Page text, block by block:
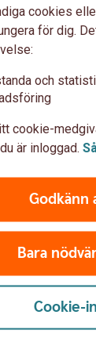
valutor
sätta in och ta
cookies
för dig.
och
cookie-
är inloggad.
Godkänn
Bara
Cookie-